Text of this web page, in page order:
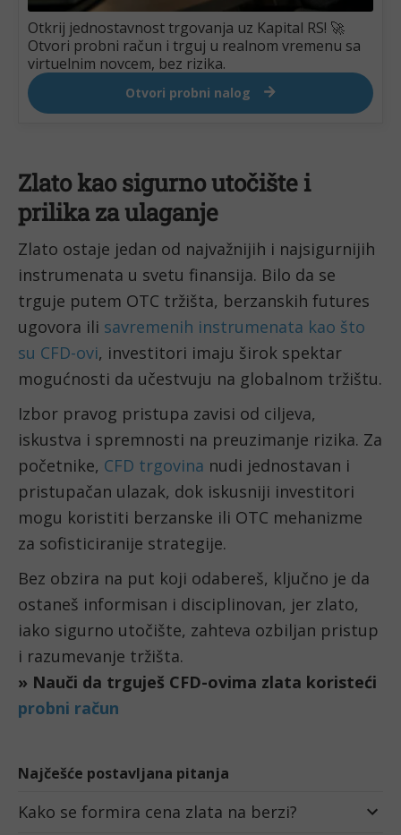
Zlato kao sigurno utočište i
prilika za ulaganje
Zlato ostaje jedan od najvažnijih i najsigurnijih
instrumenata u svetu finansija. Bilo da se
trguje putem OTC tržišta, berzanskih futures
ugovora ili savremenih instrumenata kao što
su CFD-ovi, investitori imaju širok spektar
mogućnosti da učestvuju na globalnom tržištu.
Izbor pravog pristupa zavisi od ciljeva,
iskustva i spremnosti na preuzimanje rizika. Za
početnike, CFD trgovina nudi jednostavan i
pristupačan ulazak, dok iskusniji investitori
mogu koristiti berzanske ili OTC mehanizme
za sofisticiranije strategije.
Bez obzira na put koji odabereš, ključno je da
ostaneš informisan i disciplinovan, jer zlato,
iako sigurno utočište, zahteva ozbiljan pristup
i razumevanje tržišta.
Najčešće postavljana pitanja
Kako se formira cena zlata na berzi?